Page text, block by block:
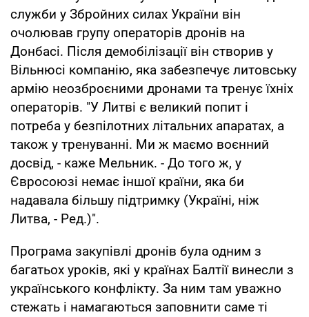
служби у Збройних силах України він
очолював групу операторів дронів на
Донбасі. Після демобілізації він створив у
Вільнюсі компанію, яка забезпечує литовську
армію неозброєними дронами та тренує їхніх
операторів. "У Литві є великий попит і
потреба у безпілотних літальних апаратах, а
також у тренуванні. Ми ж маємо воєнний
досвід, - каже Мельник. - До того ж, у
Євросоюзі немає іншої країни, яка би
надавала більшу підтримку (Україні, ніж
Литва, - Ред.)".
Програма закупівлі дронів була одним з
багатьох уроків, які у країнах Балтії винесли з
українського конфлікту. За ним там уважно
стежать і намагаються заповнити саме ті